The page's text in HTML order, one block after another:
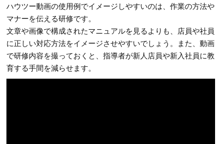
ハウツー動画の使用例でイメージしやすいのは、作業の方法や
マナーを伝える研修です。
文章や画像で構成されたマニュアルを見るよりも、店員や社員
に正しい対応方法をイメージさせやすいでしょう。また、動画
で研修内容を撮っておくと、指導者が新人店員や新入社員に教
育する手間を減らせます。